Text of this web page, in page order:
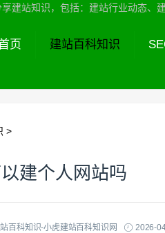
建站知识，包括：建站行业动态、
页 建站百科知识
>
建个人网站吗
百科知识-小虎建站百科知识网
2026-